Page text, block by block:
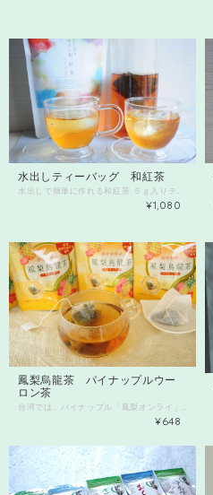
水出しティーバッグ 和紅茶
水出しで簡単に作れる和紅茶 ５ｇ入りティー袋が15袋入り ティーバック2個、水１リットルほどを容器に入れて冷蔵庫で1時間くらいで もう飲めます！ 簡単に冷たい和紅茶が完成しています。 暑い夏は重宝。毎日作り置きしておきたいですね。 保存方法や賞味期限にご注意ください。 開封後はできるだけ早めにお飲みください。 また、直射日光や高温多湿の場所での保管は避けてください。
¥1,080
鳳梨烏龍茶 パイナップルウー
ロン茶
¥648